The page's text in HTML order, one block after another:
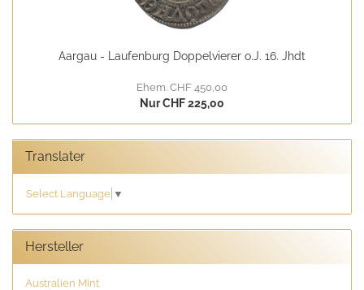
Aargau - Laufenburg Doppelvierer o.J. 16. Jhdt
Ehem. CHF 450,00
Nur CHF 225,00
Translater
Select Language ▼
Hersteller
Australien Mint